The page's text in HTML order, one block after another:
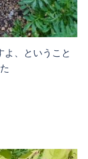
よ、ということ